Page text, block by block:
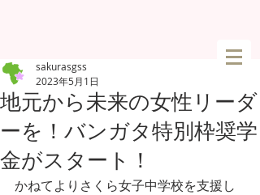
地元から未来の女性リーダ
ーを！バンガタ特別枠奨学
金がスタート！
sakurasgss
2023年5月1日
かねてよりさくら女子中学校を支援し